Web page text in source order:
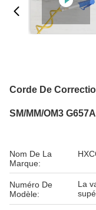
Corde De
SM/MM/OM3
Nom De La
Marque:
Numéro De
Modèle:
La